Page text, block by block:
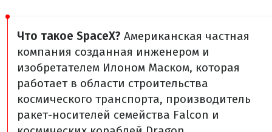
Что такое SpaceX? Американская частная
компания созданная инженером и
изобретателем Илоном Маском, которая
работает в области строительства
космического транспорта, производитель
ракет-носителей семейства Falcon и